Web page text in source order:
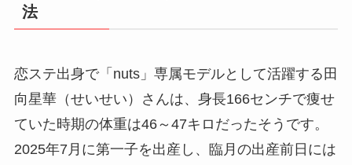
法
恋ステ出身で「nuts」専属モデルとして活躍する田
向星華（せいせい）さんは、身長166センチで痩せ
ていた時期の体重は46～47キロだったそうです。
2025年7月に第一子を出産し、臨月の出産前日には